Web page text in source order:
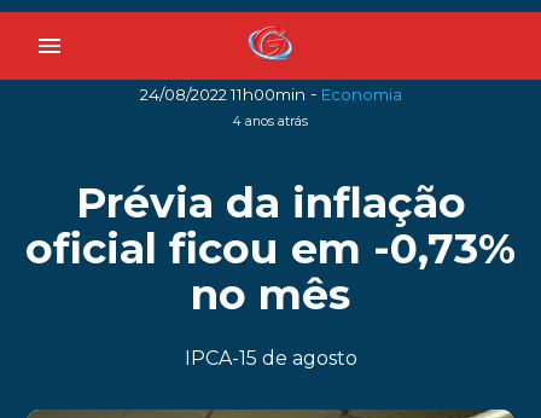
menu
24/08/2022 11h00min - Economia
4 anos atrás
Prévia da inflação
oficial ficou em -0,73%
no mês
IPCA-15 de agosto